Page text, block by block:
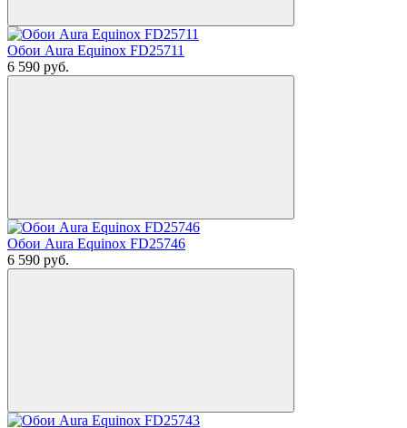
Обои Aura Equinox FD25711
6 590 руб.
Обои Aura Equinox FD25746
6 590 руб.